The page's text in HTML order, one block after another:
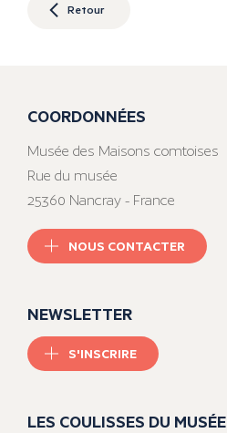
Retour
COORDONNÉES
Musée des Maisons comtoises
Rue du musée
25360 Nancray - France
NOUS CONTACTER
NEWSLETTER
S'INSCRIRE
LES COULISSES DU MUSÉE